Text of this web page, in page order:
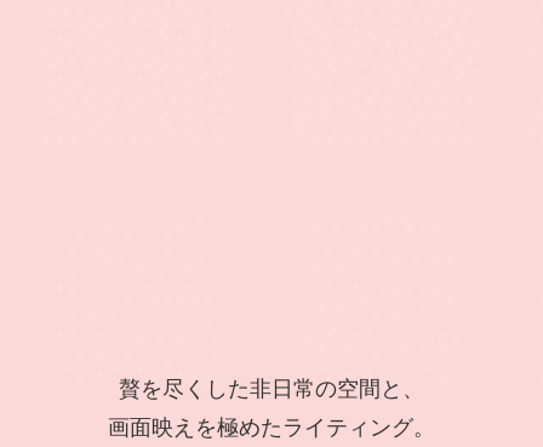
贅を尽くした非日常の空間と、
画面映えを極めたライティング。